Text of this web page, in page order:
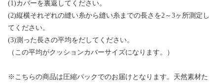
(1)カバーを裏返してください。
(2)縦横それぞれの縫い糸から縫い糸までの長さを2～3ヶ所測定し
てください。
(3)測った長さの平均をだしてください。
（この平均がクッションカバーサイズになります。）
※こちらの商品は圧縮パックでのお届けとなります。天然素材た